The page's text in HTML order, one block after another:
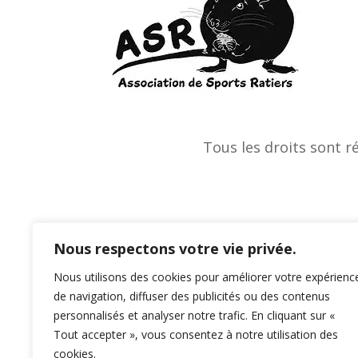
Nous respectons votre vie privée.
Nous utilisons des cookies pour améliorer votre
de navigation, diffuser des publicités ou des contenus
personnalisés et analyser notre trafic. En cliquant sur «
Tout accepter », vous consentez à notre utilisation des
cookies.
Tous les droits sont